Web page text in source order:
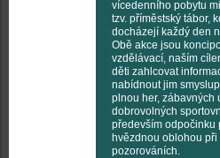
vícedenního pobytu
tzv. příměstský tábor,
docházejí každý den
Obě akce jsou
vzdělávací, naším
děti zahlcovat
nabídnout jim
plnou her, zábavných
dobrovolných
především odpočinku
hvězdnou oblohou při
pozorováních.